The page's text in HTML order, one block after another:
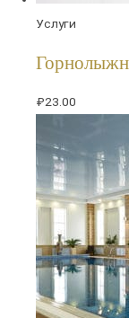
Услуги
₽23.00